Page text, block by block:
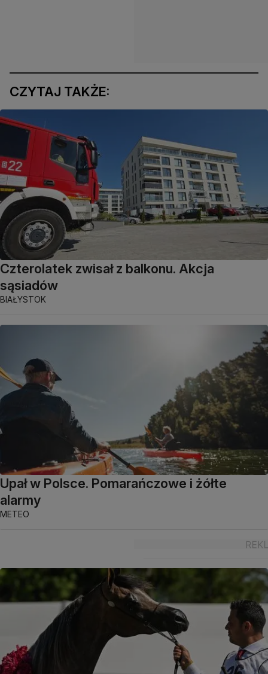
CZYTAJ TAKŻE:
Czterolatek zwisał z balkonu. Akcja
sąsiadów
BIAŁYSTOK
Upał w Polsce. Pomarańczowe i żółte
alarmy
METEO